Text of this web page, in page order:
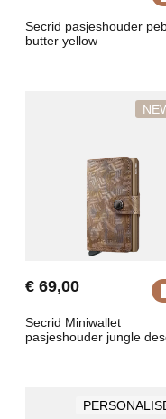
Secrid pasjeshouder
butter yellow
€ 69,00
Secrid Miniwallet
pasjeshouder jungle